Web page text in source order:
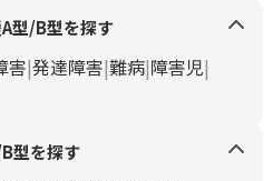
型/B型を探す
害 発達障害 難病 障害児
型を探す